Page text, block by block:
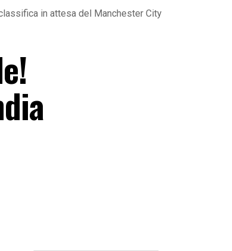
in attesa del Manchester City